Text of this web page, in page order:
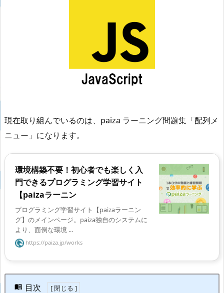
現在取り組んでいるのは、paiza ラーニング問題集「配列メ
ニュー」になります。
環境構築不要！初心者でも楽しく入
門できるプログラミング学習サイト
【paizaラーニン
プログラミング学習サイト【paizaラーニン
グ】のメインページ。paiza独自のシステムに
より、面倒な環境 ...
https://paiza.jp/works
目次